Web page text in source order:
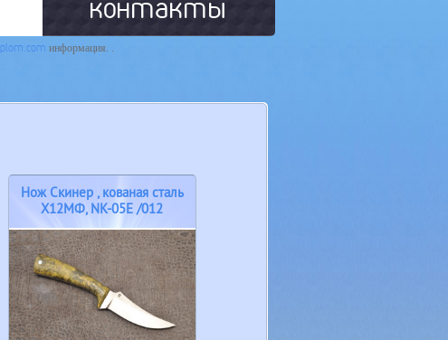
контакты
информация. .
Нож Скинер , кованая сталь
Х12МФ, NK-05E /012